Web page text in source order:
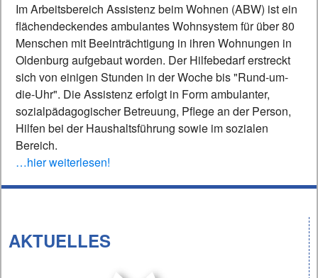
Im Arbeitsbereich Assistenz beim Wohnen (ABW) ist ein
flächendeckendes ambulantes Wohnsystem für über 80
Menschen mit Beeinträchtigung in ihren Wohnungen in
Oldenburg aufgebaut worden. Der Hilfebedarf erstreckt
sich von einigen Stunden in der Woche bis "Rund-um-
die-Uhr". Die Assistenz erfolgt in Form ambulanter,
sozialpädagogischer Betreuung, Pflege an der Person,
Hilfen bei der Haushaltsführung sowie im sozialen
Bereich.
…hier weiterlesen!
AKTUELLES